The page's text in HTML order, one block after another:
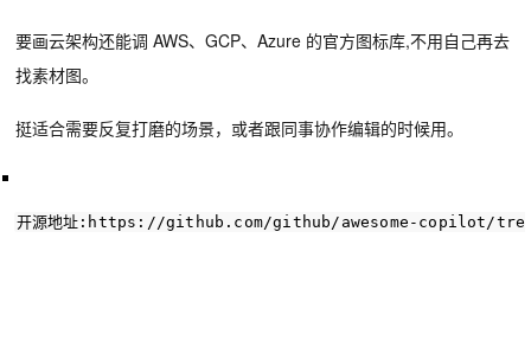
要画云架构还能调 AWS、GCP、Azure 的官方图标库,不用自己再去
找素材图。
挺适合需要反复打磨的场景，或者跟同事协作编辑的时候用。
开源地址 :https://github .com/github/awesome-copilot/